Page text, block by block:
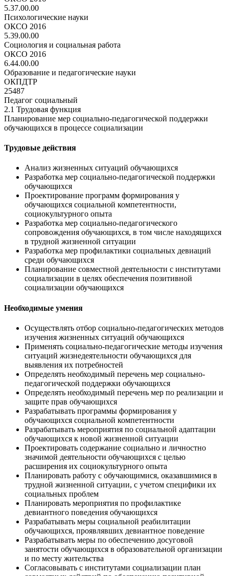
5.37.00.00
Психологические науки
ОКСО 2016
5.39.00.00
Социология и социальная работа
ОКСО 2016
6.44.00.00
Образование и педагогические науки
ОКПДТР
25487
Педагог социальный
2.1 Трудовая функция
Планирование мер социально-педагогической поддержки
обучающихся в процессе социализации
Трудовые действия
Анализ жизненных ситуаций обучающихся
Разработка мер социально-педагогической поддержки
обучающихся
Проектирование программ формирования у
обучающихся социальной компетентности,
социокультурного опыта
Разработка мер социально-педагогического
сопровождения обучающихся, в том числе находящихся
в трудной жизненной ситуации
Разработка мер профилактики социальных девиаций
среди обучающихся
Планирование совместной деятельности с институтами
социализации в целях обеспечения позитивной
социализации обучающихся
Необходимые умения
Осуществлять отбор социально-педагогических методов
изучения жизненных ситуаций обучающихся
Применять социально-педагогические методы изучения
ситуаций жизнедеятельности обучающихся для
выявления их потребностей
Определять необходимый перечень мер социально-
педагогической поддержки обучающихся
Определять необходимый перечень мер по реализации и
защите прав обучающихся
Разрабатывать программы формирования у
обучающихся социальной компетентности
Разрабатывать мероприятия по социальной адаптации
обучающихся к новой жизненной ситуации
Проектировать содержание социально и личностно
значимой деятельности обучающихся с целью
расширения их социокультурного опыта
Планировать работу с обучающимися, оказавшимися в
трудной жизненной ситуации, с учетом специфики их
социальных проблем
Планировать мероприятия по профилактике
девиантного поведения обучающихся
Разрабатывать меры социальной реабилитации
обучающихся, проявлявших девиантное поведение
Разрабатывать меры по обеспечению досуговой
занятости обучающихся в образовательной организации
и по месту жительства
Согласовывать с институтами социализации план